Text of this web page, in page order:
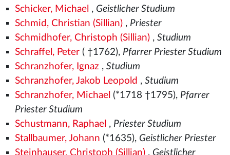
Schicker, Michael , Geistlicher Studium
Schmid, Christian (Sillian), Priester
Schmidhofer, Christoph (Sillian), Studium
Schraffel, Peter( †1762), Pfarrer Priester Studium
Schranzhofer, Ignaz , Studium
Schranzhofer, Jakob Leopold , Studium
Schranzhofer, Michael (*1718 †1795), Pfarrer
Priester Studium
Schustmann, Raphael , Priester Studium
Stallbaumer, Johann (*1635), Geistlicher Priester
Steinhauser, Christoph (Sillian), Geistlicher